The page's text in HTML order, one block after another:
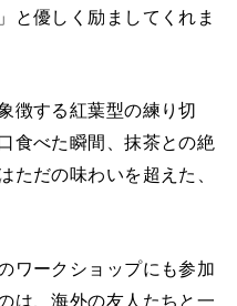
と優しく励ましてくれま
徴する紅葉型の練り切
食べた瞬間、抹茶との絶
だの味わいを超えた、
ワークショップにも参加
は、海外の友人たちと一